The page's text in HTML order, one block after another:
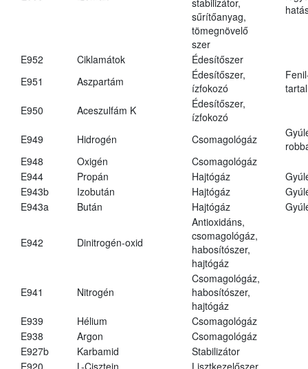
sűrítőanyag,
tömegnövelő
szer
E952 Ciklamátok
Édesítőszer
E951
Aszpartám
Édesítőszer,
ízfokozó
E950
Aceszulfám K
Édesítőszer,
ízfokozó
E949
Hidrogén Csomagológáz
E948
Oxigén
Csomagológáz
E944
Propán Hajtógáz
E943b
Izobután Hajtógáz
E943a
Bután Hajtógáz
E942 Dinitrogén-oxid
Antioxidáns,
csomagológáz,
habosítószer,
hajtógáz
E941 Nitrogén
Csomagológáz,
habosítószer,
hajtógáz
E939
Hélium
Csomagológáz
E938
Argon
Csomagológáz
E927b
Karbamid
Stabilizátor
E920
L-Cisztein
Lisztkezelőszer